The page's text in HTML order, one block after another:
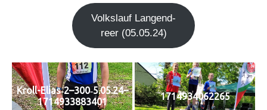
Volks­lauf Lan­gen­d­
re­er (05.05.24)
Kroll-Elias‑2–300‑5.05.24–
1714933883401
1714934062265